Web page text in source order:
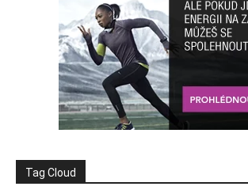
Tag Cloud